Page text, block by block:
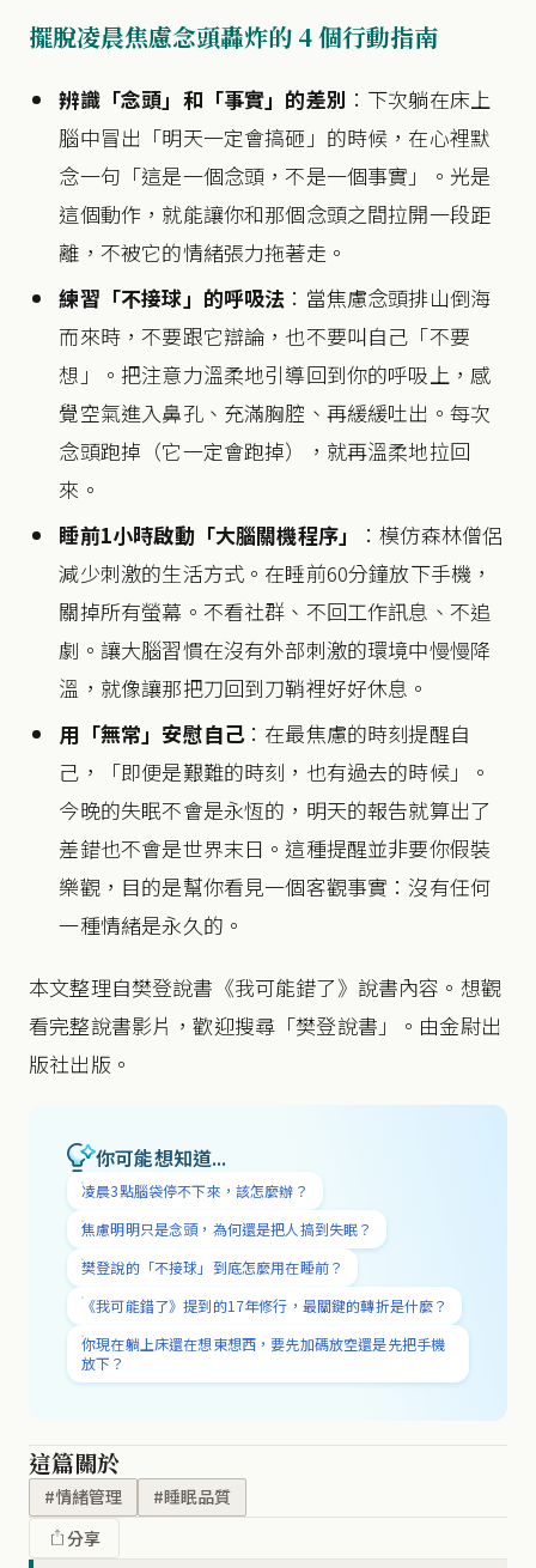
擺脫凌晨焦慮念頭轟炸的 4 個行動指南
辨識「念頭」和「事實」的差別 ：下次躺在床上
腦中冒出「明天一定會搞砸」的時候，在心裡默
念一句「這是一個念頭，不是一個事實」。光是
這個動作，就能讓你和那個念頭之間拉開一段距
離，不被它的情緒張力拖著走。
練習「不接球」的呼吸法 ：當焦慮念頭排山倒海
而來時，不要跟它辯論，也不要叫自己「不要
想」。把注意力溫柔地引導回到你的呼吸上，感
覺空氣進入鼻孔、充滿胸腔、再緩緩吐出。每次
念頭跑掉（它一定會跑掉），就再溫柔地拉回
來。
睡前1小時啟動「大腦關機程序」
：模仿森林僧侶
減少刺激的生活方式。在睡前60分鐘放下手機，
關掉所有螢幕。不看社群、不回工作訊息、不追
劇。讓大腦習慣在沒有外部刺激的環境中慢慢降
溫，就像讓那把刀回到刀鞘裡好好休息。
用「無常」安慰自己：在最焦慮的時刻提醒自
己，「即便是艱難的時刻，也有過去的時候」。
今晚的失眠不會是永恆的，明天的報告就算出了
差錯也不會是世界末日。這種提醒並非要你假裝
樂觀，目的是幫你看見一個客觀事實：沒有任何
一種情緒是永久的。
本文整理自樊登說書《我可能錯了》說書內容。想觀
看完整說書影片，歡迎搜尋「樊登說書」。由金尉出
版社出版。
你可能想知道...
凌晨3點腦袋停不下來，該怎麼辦？
焦慮明明只是念頭，為何還是把人搞到失眠？
樊登說的「不接球」到底怎麼用在睡前？
《我可能錯了》提到的17年修行，最關鍵的轉折是什麼？
你現在躺上床還在想東想西，要先加碼放空還是先把手機
放下？
這篇關於
#情緒管理
#睡眠品質
分享